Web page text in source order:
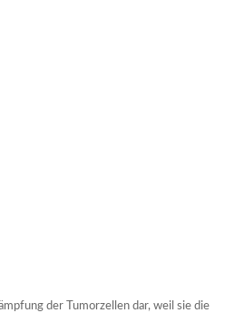
der Tumorzellen dar, weil sie die